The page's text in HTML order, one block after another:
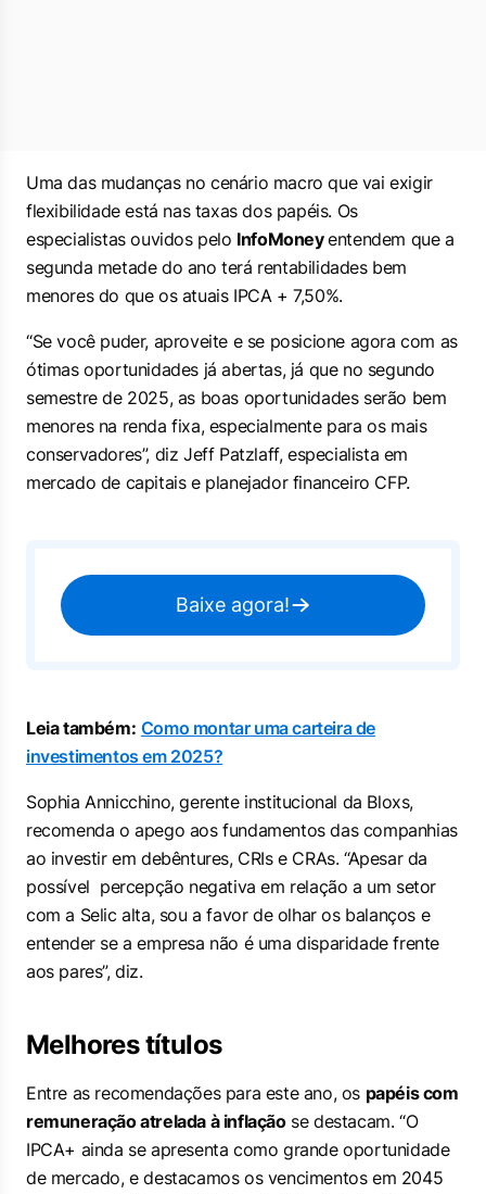
Uma das mudanças no cenário macro que vai exigir
flexibilidade está nas taxas dos papéis. Os
especialistas ouvidos pelo InfoMoneyentendem que a
segunda metade do ano terá rentabilidades bem
menores do que os atuais IPCA + 7,50%.
“Se você puder, aproveite e se posicione agora com as
ótimas oportunidades já abertas, já que no segundo
semestre de 2025, as boas oportunidades serão bem
menores na renda fixa, especialmente para os mais
conservadores”, diz Jeff Patzlaff, especialista em
mercado de capitais e planejador financeiro CFP.
Baixe agora!
Leia também: Como montar uma carteira de
investimentos em 2025?
Sophia Annicchino, gerente institucional da Bloxs,
recomenda o apego aos fundamentos das companhias
ao investir em debêntures, CRIs e CRAs. “Apesar da
possível percepção negativa em relação a um setor
com a Selic alta, sou a favor de olhar os balanços e
entender se a empresa não é uma disparidade frente
aos pares”, diz.
Melhores títulos
Entre as recomendações para este ano, os papéis com
remuneração atrelada à inflaçãose destacam. “O
IPCA+ ainda se apresenta como grande oportunidade
de mercado, e destacamos os vencimentos em 2045